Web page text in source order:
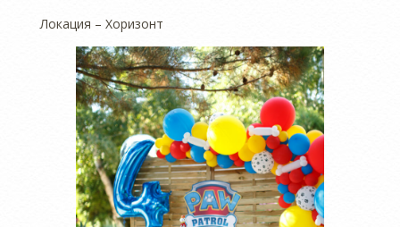
Локация – Хоризонт